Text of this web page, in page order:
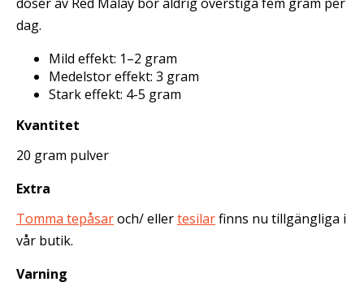
dag.
Mild effekt: 1–2 gram
Medelstor effekt: 3 gram
Stark effekt: 4-5 gram
Kvantitet
20 gram pulver
Extra
Tomma tepåsaroch/ ellertesilarfinns nu tillgängliga i
vår butik.
Varning